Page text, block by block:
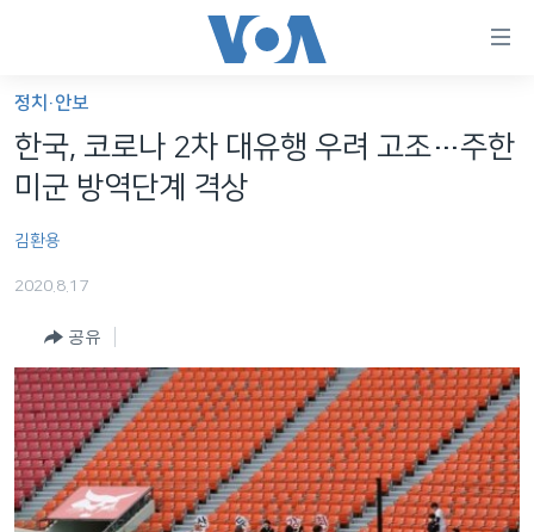
가
능
링
인
츠
로
이
동
메
인
세계
라디오
프로그램
주파수 안내
언어 선택
정치·안보
한국, 코로나 2차 대유행 우려 고조…주한
미군 방역단계 격상
김환용
2020.8.17
공유